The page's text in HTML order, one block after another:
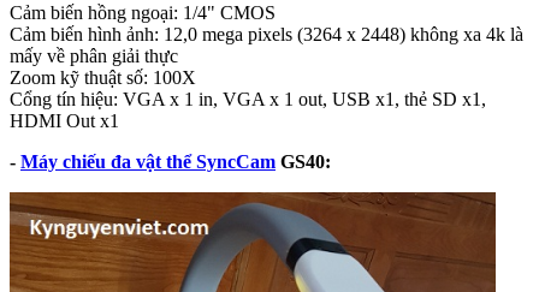
Cảm biến hồng ngoại: 1/4" CMOS
Cảm biến hình ảnh: 12,0 mega pixels (3264 x 2448) không xa 4k là
mấy về phân giải thực
Zoom kỹ thuật số: 100X
Cổng tín hiệu: VGA x 1 in, VGA x 1 out, USB x1, thẻ SD x1,
HDMI Out x1
- Máy chiếu đa vật thể SyncCam GS40: